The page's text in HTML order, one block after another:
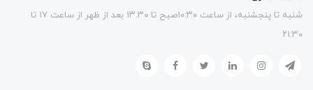
شنبه تا پنجشنبه، از ساعت ۱۰:۳۰صبح تا ۱۳.۳۰ بعد از ظهر از ساعت ۱۷ تا
۲۱:۳۰